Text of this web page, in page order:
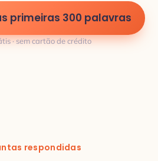
primeiras 300 palavras
· sem cartão de crédito
respondidas